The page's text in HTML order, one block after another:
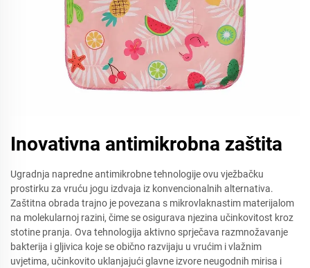
Inovativna antimikrobna zaštita
Ugradnja napredne antimikrobne tehnologije ovu vježbačku
prostirku za vruću jogu izdvaja iz konvencionalnih alternativa.
Zaštitna obrada trajno je povezana s mikrovlaknastim materijalom
na molekularnoj razini, čime se osigurava njezina učinkovitost kroz
stotine pranja. Ova tehnologija aktivno sprječava razmnožavanje
bakterija i gljivica koje se obično razvijaju u vrućim i vlažnim
uvjetima, učinkovito uklanjajući glavne izvore neugodnih mirisa i